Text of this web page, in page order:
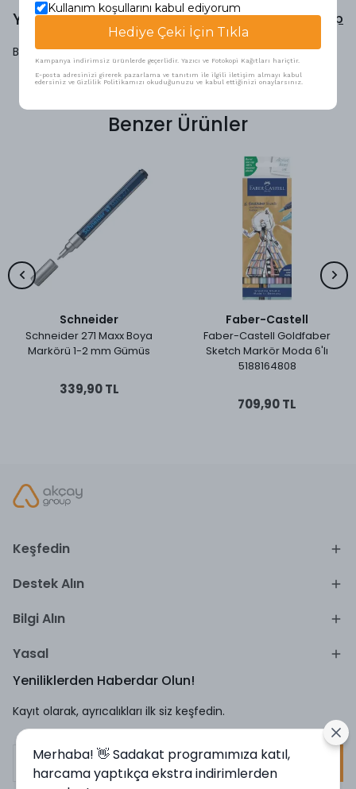
Yorumlar Yorum Yap
Bu ürün için henüz yorum yapılmamış.
Benzer Ürünler
Schneider
Schneider 271 Maxx Boya
Markörü 1-2 mm Gümüs
339,90 TL
Faber-Castell
Faber-Castell Goldfaber
Sketch Markör Moda 6'lı
5188164808
709,90 TL
Keşfedin
Destek Alın
Bilgi Alın
Yasal
Yeniliklerden Haberdar Olun!
Kayıt olarak, ayrıcalıkları ilk siz keşfedin.
Merhaba! 👋 Sadakat programımıza katıl,
harcama yaptıkça ekstra indirimlerden
Kullanım koşullarını kabul ediyorum
Hediye Çeki İçin Tıkla
Kampanya indirimsiz ürünlerde geçerlidir. Yazıcı ve Fotokopi Kağıtları hariçtir.
E-posta adresinizi girerek pazarlama ve tanıtım ile ilgili iletişim almayı kabul
edersiniz ve Gizlilik Politikamızı okuduğunuzu ve kabul ettiğinizi onaylarsınız.